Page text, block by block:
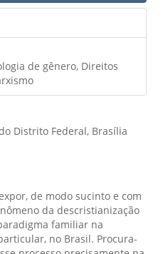
de gênero, Direitos
Distrito Federal, Brasília
de modo sucinto e com
da descristianização
familiar na
no Brasil. Procura-